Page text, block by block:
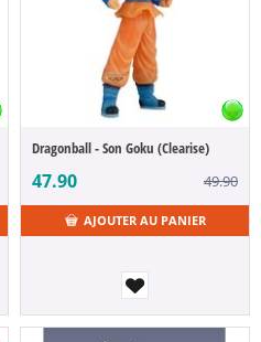
Dragonball - Son Goku (Clearise)
47.90 49.90
AJOUTER AU PANIER